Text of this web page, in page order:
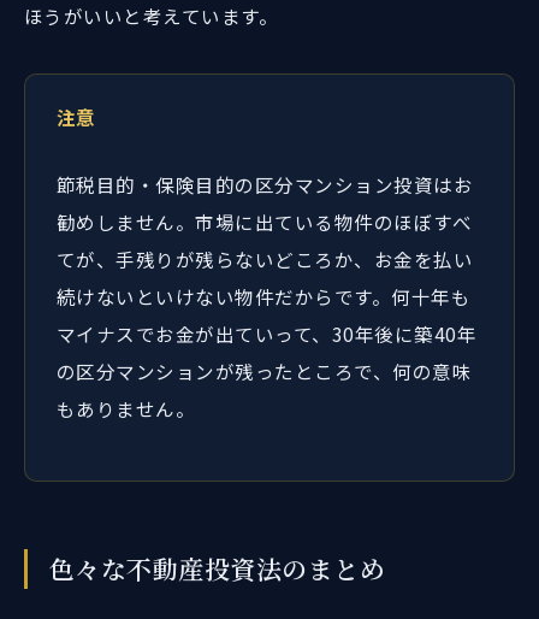
ほうがいいと考えています。
注意
節税目的・保険目的の区分マンション投資はお
勧めしません。市場に出ている物件のほぼすべ
てが、手残りが残らないどころか、お金を払い
続けないといけない物件だからです。何十年も
マイナスでお金が出ていって、30年後に築40年
の区分マンションが残ったところで、何の意味
もありません。
色々な不動産投資法のまとめ